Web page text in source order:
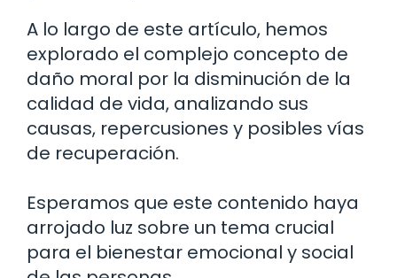
A lo largo de este artículo, hemos
explorado el complejo concepto de
daño moral por la disminución de la
calidad de vida, analizando sus
causas, repercusiones y posibles vías
de recuperación.
Esperamos que este contenido haya
arrojado luz sobre un tema crucial
para el bienestar emocional y social